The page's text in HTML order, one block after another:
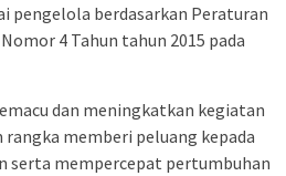
pengelola berdasarkan Peraturan
4 Tahun tahun 2015 pada
dan meningkatkan kegiatan
memberi peluang kepada
serta mempercepat pertumbuhan